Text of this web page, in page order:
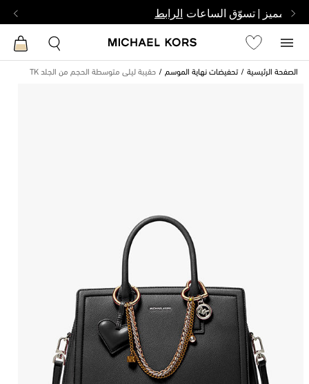
مميز | تسوّق الساعات الرابط
الصفحة الرئيسية تحفيضات نهاية الموسم حقيبة ليلى متوسطة الحجم من الجلد TK